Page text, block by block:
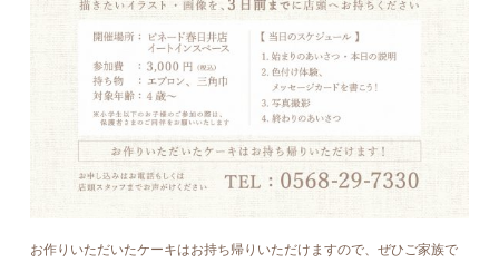
お作りいただいたケーキはお持ち帰りいただけますので、ぜひご家族で